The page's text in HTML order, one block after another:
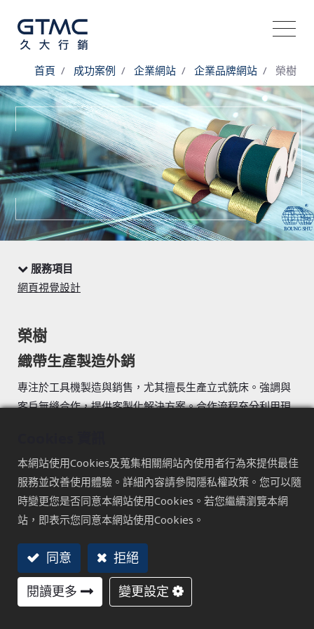
首頁 成功案例 企業網站 企業品牌網站 榮樹
服務項目
網頁視覺設計
榮樹
織帶生產製造外銷
專注於工具機製造與銷售，尤其擅長生產立式銑床。強調與
客戶無縫合作，提供客製化解決方案。合作流程充分利用現
產品多樣，包括各式中國結、金屬絲帶、緞帶、印花絲帶、
針織絲帶、絞花繩、繩帶以及加工飾品。這些精美的製品廣
泛應用於聖誕禮品、國際節慶裝飾、工藝裝飾、禮品包裝、
材料佈置和服裝輔料等領域。
造訪網站
本網站使用Cookies及蒐集相關網站內使用者行為來提供最佳
服務並改善使用體驗。詳細內容請參閱隱私權政策。您可以隨
時變更您是否同意本網站使用Cookies。若您繼續瀏覽本網
站，即表示您同意本網站使用Cookies。
同意
拒絕
閱讀更多
變更設定